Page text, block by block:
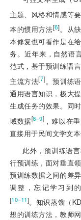
主题、风格和情感等
本的惯用方法[6]。从
本修复也可看作是在
务。近年来，自然语
范式，基于预训练语
主流方法[7]。预训练
通用语言知识，极大
生成任务的效果。同
域数据[8‒9] ，难以在
直接用于民间文学文本
此外，预训练语
行预训练，面对垂直
预训练数据之间的差
调整，忘记学习到
[10‒11]。知识蒸馏（KD
想的训练方法，教师